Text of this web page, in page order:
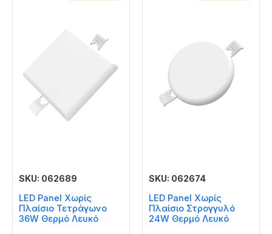
SKU: 062689
LED Panel Χωρίς
Πλαίσιο Τετράγωνο
36W Θερμό Λευκό
SKU: 062674
LED Panel Χωρίς
Πλαίσιο Στρογγυλό
24W Θερμό Λευκό